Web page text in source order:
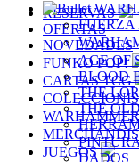
RESERVAS
OFERTAS
NOVEDADES
FUNKO POP!
CARTAS TCG
JUEGOS
FUERZA
AGE OF
BLOOD
THE
THE
DADOS